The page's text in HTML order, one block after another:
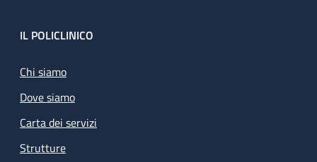
Footer
IL POLICLINICO
Chi siamo
Dove siamo
Carta dei servizi
Strutture